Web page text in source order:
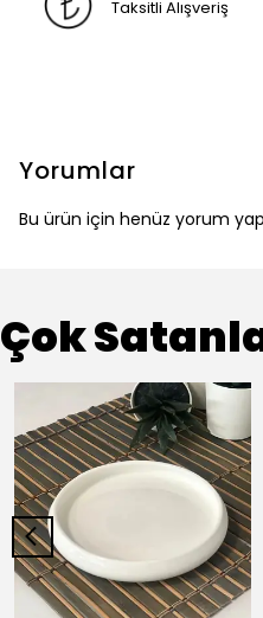
Taksitli Alışveriş
Yorumlar
Bu ürün için henüz yorum
Çok